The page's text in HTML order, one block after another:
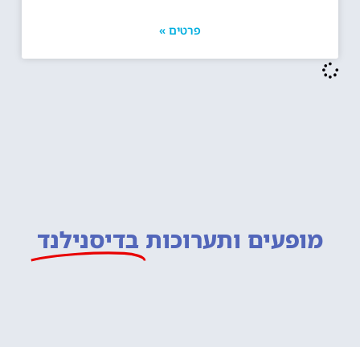
פרטים »
מופעים ותערוכות בדיסנילנד